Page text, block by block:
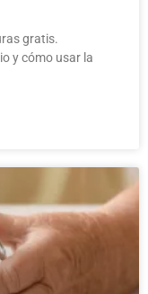
gratis.
y cómo usar la